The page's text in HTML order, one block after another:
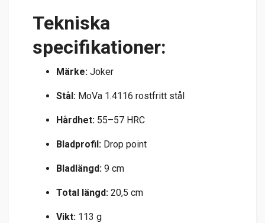
Tekniska
specifikationer:
Märke: Joker
Stål: MoVa 1.4116 rostfritt stål
Hårdhet: 55–57 HRC
Bladprofil: Drop point
Bladlängd: 9 cm
Total längd: 20,5 cm
Vikt: 113 g